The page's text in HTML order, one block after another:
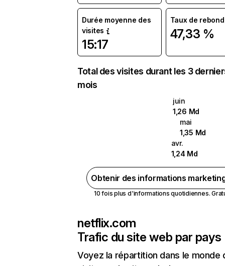
Durée moyenne des
visites
15:17
Taux de rebond
47,33 %
Total des visites durant les 3
mois
juin
1,26 Md
mai
1,35 Md
avr.
1,24 Md
Obtenir des informations
10 fois plus d'informations quotidiennes.
netflix.com
Trafic du site web par pays
Voyez la répartition dans le monde